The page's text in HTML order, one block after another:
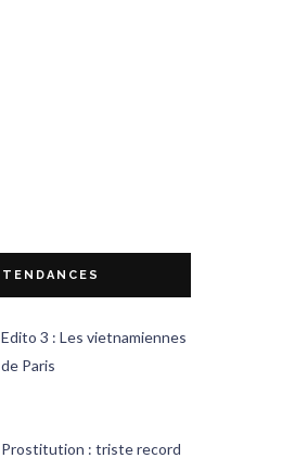
TENDANCES
Edito 3 : Les vietnamiennes
de Paris
Prostitution : triste record